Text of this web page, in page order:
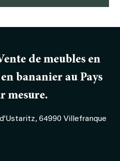
de meubles en
bananier au Pays
mesure.
64990 Villefranque